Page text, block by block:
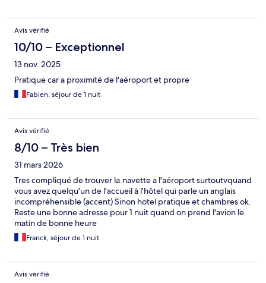
Avis vérifié
10/10 – Exceptionnel
13 nov. 2025
Pratique car a proximité de l'aéroport et propre
Fabien, séjour de 1 nuit
Avis vérifié
8/10 – Très bien
31 mars 2026
Tres compliqué de trouver la.navette a l'aéroport surtoutvquand
vous avez quelqu'un de l'accueil à l'hôtel qui parle un anglais
incompréhensible (accent) Sinon hotel pratique et chambres ok.
Reste une bonne adresse pour 1 nuit quand on prend l'avion le
matin de bonne heure
Franck, séjour de 1 nuit
Avis vérifié